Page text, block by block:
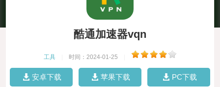
酷通加速器vqn
工具 时间：2024-01-25
安卓下载 苹果下载 PC下载